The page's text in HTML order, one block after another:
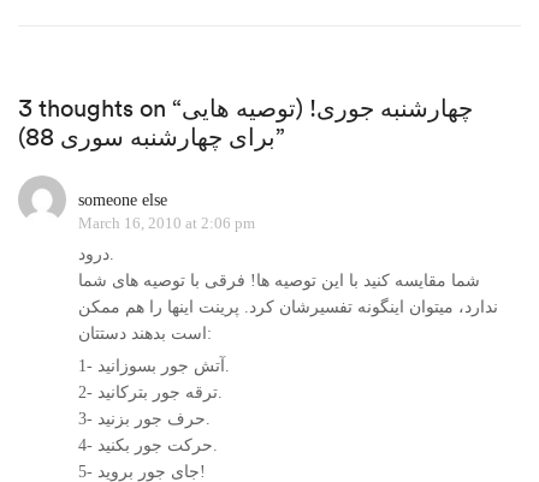
3 thoughts on “چهارشنبه جوری! (توصیه هایی
برای چهارشنبه سوری 88)”
someone else
March 16, 2010 at 2:06 pm
درود.
شما مقایسه کنید با این توصیه ها! فرقی با توصیه های شما
ندارد، میتوان اینگونه تفسیرشان کرد. پرینت اینها را هم ممکن
است بدهند دستتان:
1- آتش جور بسوزانید.
2- ترقه جور بترکانید.
3- حرف جور بزنید.
4- حرکت جور بکنید.
5- جای جور بروید!